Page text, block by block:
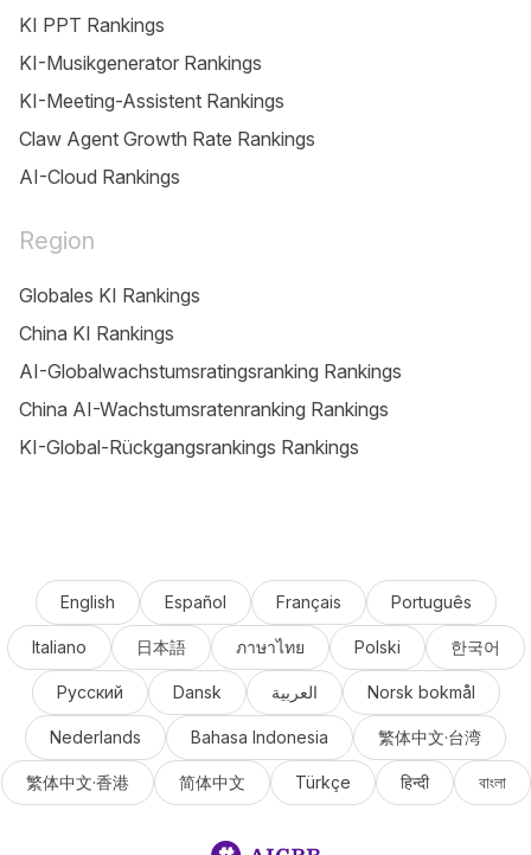
KI PPT Rankings
KI-Musikgenerator Rankings
KI-Meeting-Assistent Rankings
Claw Agent Growth Rate Rankings
AI-Cloud Rankings
Region
Globales KI Rankings
China KI Rankings
AI-Globalwachstumsratingsranking Rankings
China AI-Wachstumsratenranking Rankings
KI-Global-Rückgangsrankings Rankings
English Español Français Português
Italiano 日本語 ภาษาไทย Polski 한국어
Русский Dansk العربية Norsk bokmål
Nederlands Bahasa Indonesia 繁体中文·台湾
繁体中文·香港 简体中文 Türkçe हिन्दी বাংলা